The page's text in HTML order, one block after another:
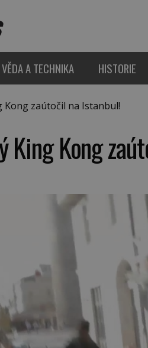
VĚDA A TECHNIKA HISTORIE
Kong zaútočil na Istanbul!
King Kong